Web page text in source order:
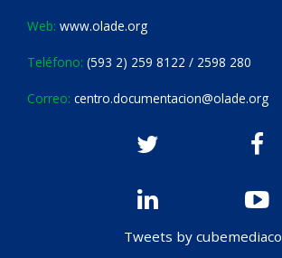
Web: www.olade.org
Teléfono: (593 2) 259 8122 / 2598 280
Correo: centro.documentacion@olade.org
Tweets by cubemediaco